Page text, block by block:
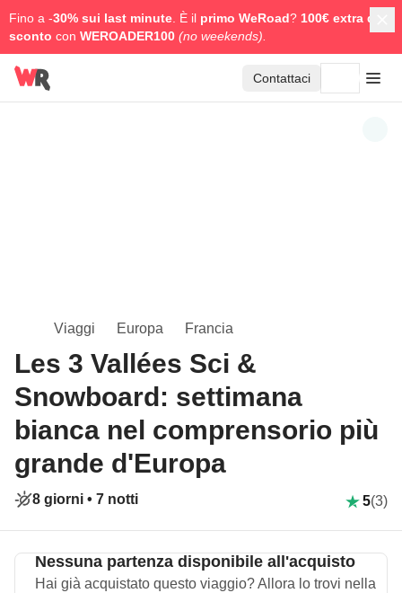
Fino a -30% sui last minute . È il primo WeRoad? 100€ extra di
sconto con WEROADER100 (no weekends).
Contattaci
Viaggi Europa Francia
Les 3 Vallées Sci &
Snowboard: settimana
bianca nel comprensorio più
grande d'Europa
8 giorni • 7 notti 5(3)
Nessuna partenza disponibile all'acquisto
Hai già acquistato questo viaggio? Allora lo trovi nella